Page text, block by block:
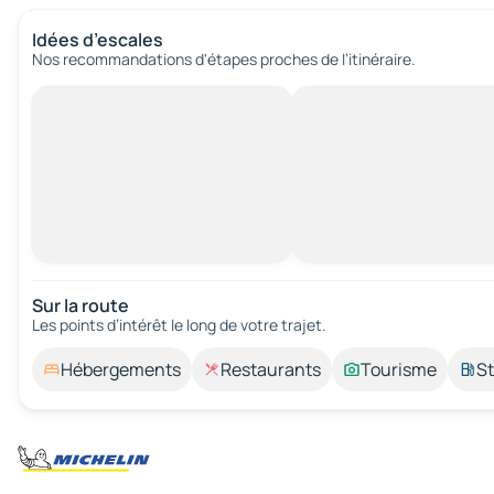
Idées d’escales
Nos recommandations d'étapes proches de l’itinéraire.
Sur la route
Les points d’intérêt le long de votre trajet.
Hébergements Restaurants Tourisme